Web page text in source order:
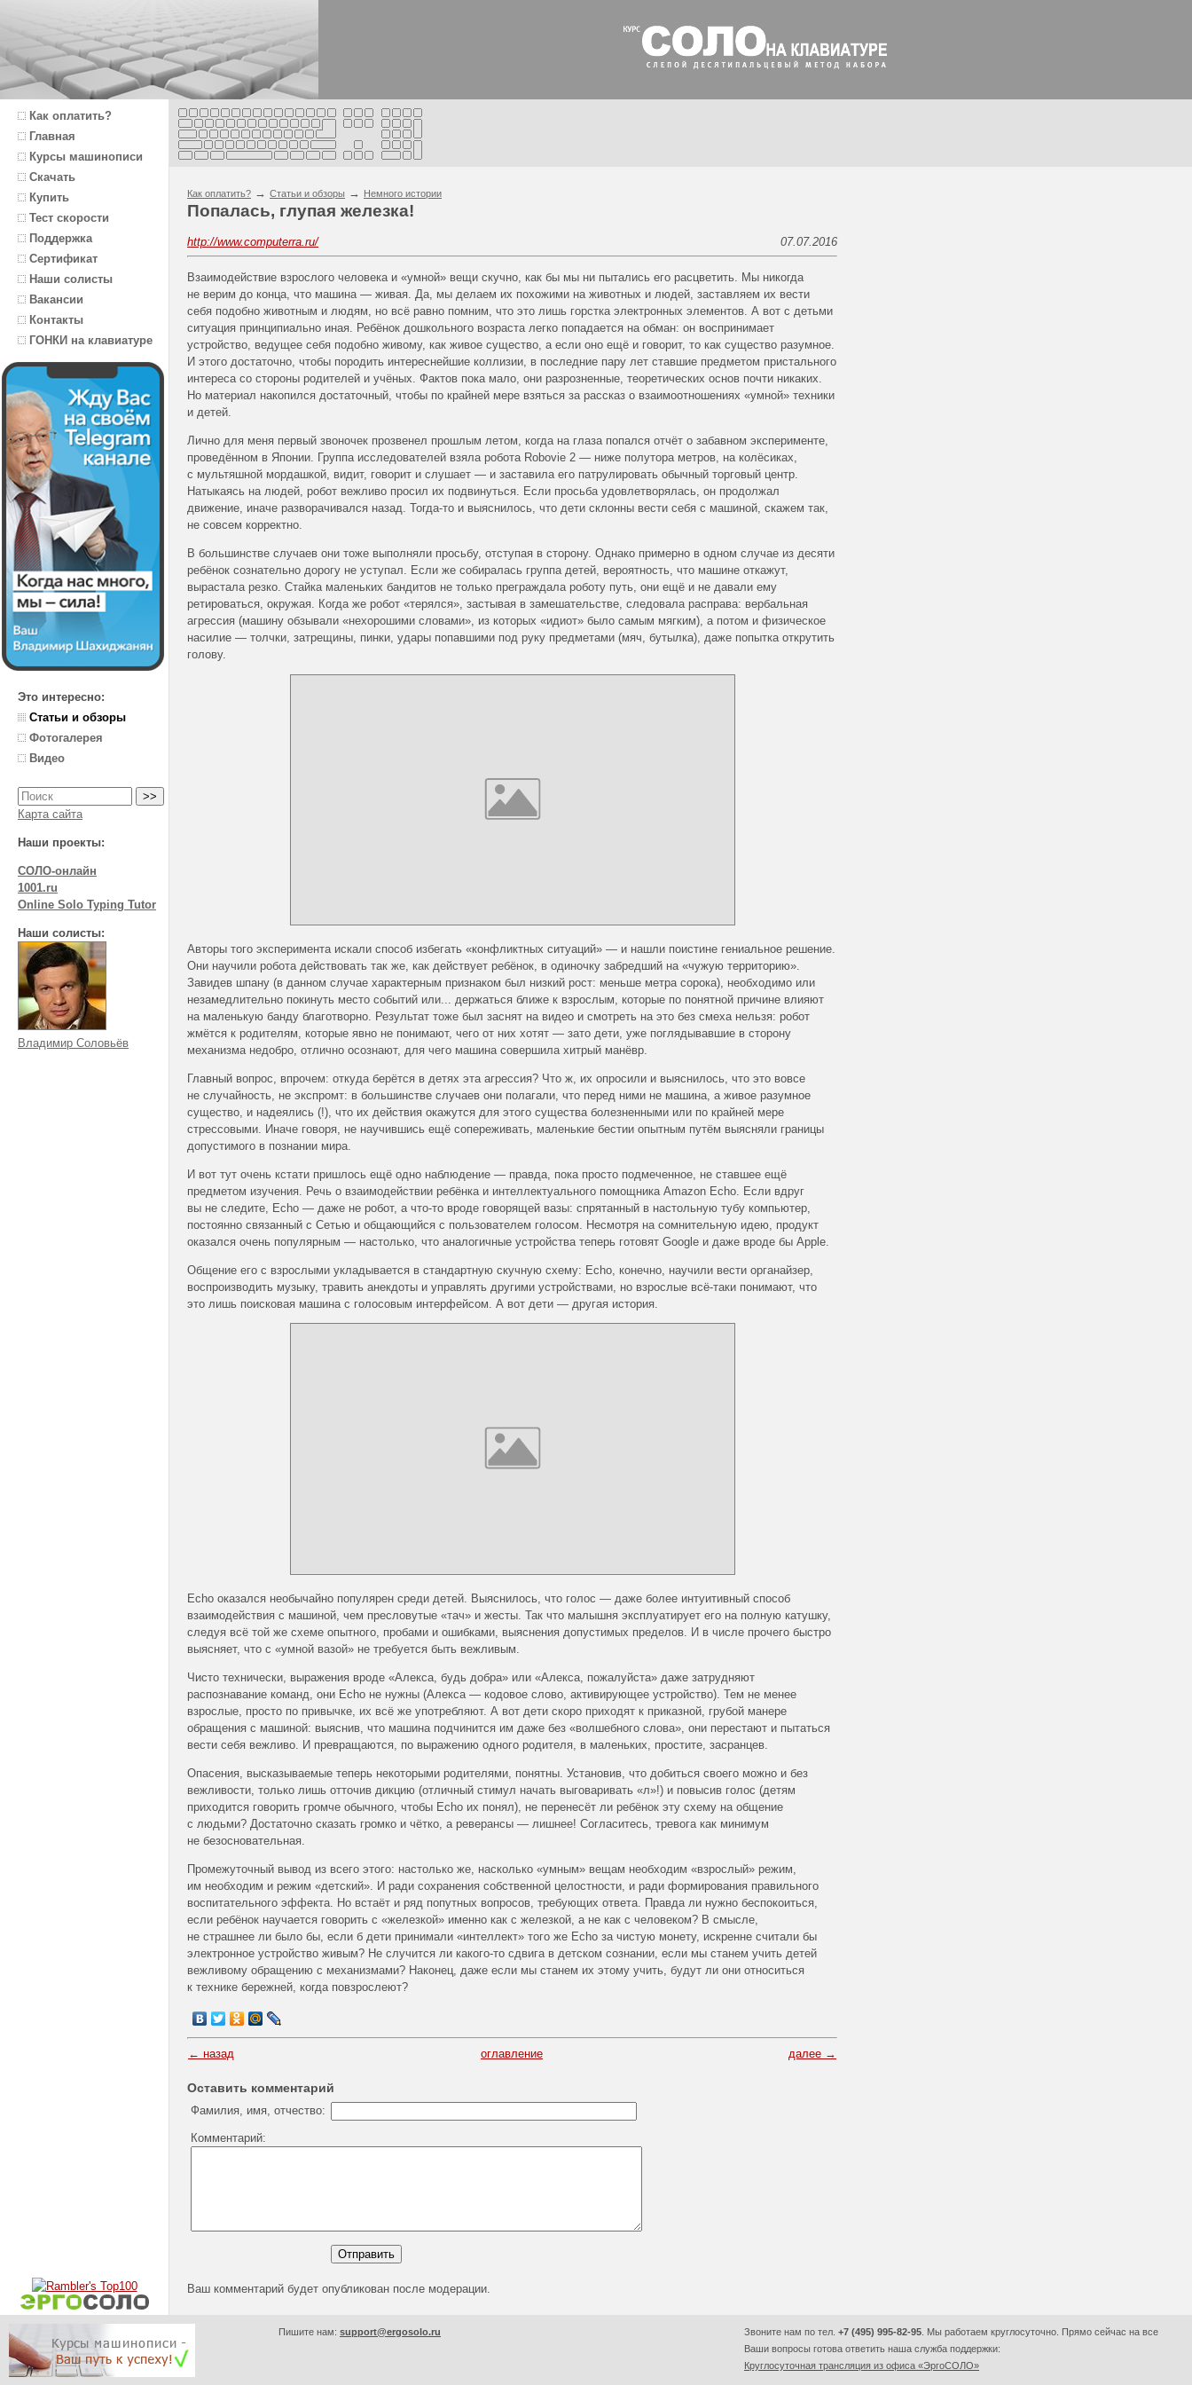
Как оплатить?
Главная
Курсы машинописи
Скачать
Купить
Тест скорости
Поддержка
Сертификат
Наши солисты
Вакансии
Контакты
ГОНКИ на клавиатуре
Это интересно:
Статьи и обзоры
Фотогалерея
Видео
Карта сайта
Наши проекты:
СОЛО-онлайн
1001.ru
Online Solo Typing Tutor
Наши солисты:
Владимир Соловьёв
Как оплатить? → Статьи и обзоры → Немного истории
Попалась, глупая железка!
http://www.computerra.ru/ 07.07.2016
Взаимодействие взрослого человека и «умной» вещи скучно, как бы мы ни пытались его расцветить. Мы никогда
не верим до конца, что машина — живая. Да, мы делаем их похожими на животных и людей, заставляем их вести
себя подобно животным и людям, но всё равно помним, что это лишь горстка электронных элементов. А вот с детьми
ситуация принципиально иная. Ребёнок дошкольного возраста легко попадается на обман: он воспринимает
устройство, ведущее себя подобно живому, как живое существо, а если оно ещё и говорит, то как существо разумное.
И этого достаточно, чтобы породить интереснейшие коллизии, в последние пару лет ставшие предметом пристального
интереса со стороны родителей и учёных. Фактов пока мало, они разрозненные, теоретических основ почти никаких.
Но материал накопился достаточный, чтобы по крайней мере взяться за рассказ о взаимоотношениях «умной» техники
и детей.
Лично для меня первый звоночек прозвенел прошлым летом, когда на глаза попался отчёт о забавном эксперименте,
проведённом в Японии. Группа исследователей взяла робота Robovie 2 — ниже полутора метров, на колёсиках,
с мультяшной мордашкой, видит, говорит и слушает — и заставила его патрулировать обычный торговый центр.
Натыкаясь на людей, робот вежливо просил их подвинуться. Если просьба удовлетворялась, он продолжал
движение, иначе разворачивался назад. Тогда-то и выяснилось, что дети склонны вести себя с машиной, скажем так,
не совсем корректно.
В большинстве случаев они тоже выполняли просьбу, отступая в сторону. Однако примерно в одном случае из десяти
ребёнок сознательно дорогу не уступал. Если же собиралась группа детей, вероятность, что машине откажут,
вырастала резко. Стайка маленьких бандитов не только преграждала роботу путь, они ещё и не давали ему
ретироваться, окружая. Когда же робот «терялся», застывая в замешательстве, следовала расправа: вербальная
агрессия (машину обзывали «нехорошими словами», из которых «идиот» было самым мягким), а потом и физическое
насилие — толчки, затрещины, пинки, удары попавшими под руку предметами (мяч, бутылка), даже попытка открутить
голову.
Авторы того эксперимента искали способ избегать «конфликтных ситуаций» — и нашли поистине гениальное решение.
Они научили робота действовать так же, как действует ребёнок, в одиночку забредший на «чужую территорию».
Завидев шпану (в данном случае характерным признаком был низкий рост: меньше метра сорока), необходимо или
незамедлительно покинуть место событий или... держаться ближе к взрослым, которые по понятной причине влияют
на маленькую банду благотворно. Результат тоже был заснят на видео и смотреть на это без смеха нельзя: робот
жмётся к родителям, которые явно не понимают, чего от них хотят — зато дети, уже поглядывавшие в сторону
механизма недобро, отлично осознают, для чего машина совершила хитрый манёвр.
Главный вопрос, впрочем: откуда берётся в детях эта агрессия? Что ж, их опросили и выяснилось, что это вовсе
не случайность, не экспромт: в большинстве случаев они полагали, что перед ними не машина, а живое разумное
существо, и надеялись (!), что их действия окажутся для этого существа болезненными или по крайней мере
стрессовыми. Иначе говоря, не научившись ещё сопереживать, маленькие бестии опытным путём выясняли границы
допустимого в познании мира.
И вот тут очень кстати пришлось ещё одно наблюдение — правда, пока просто подмеченное, не ставшее ещё
предметом изучения. Речь о взаимодействии ребёнка и интеллектуального помощника Amazon Echo. Если вдруг
вы не следите, Echo — даже не робот, а что-то вроде говорящей вазы: спрятанный в настольную тубу компьютер,
постоянно связанный с Сетью и общающийся с пользователем голосом. Несмотря на сомнительную идею, продукт
оказался очень популярным — настолько, что аналогичные устройства теперь готовят Google и даже вроде бы Apple.
Общение его с взрослыми укладывается в стандартную скучную схему: Echo, конечно, научили вести органайзер,
воспроизводить музыку, травить анекдоты и управлять другими устройствами, но взрослые всё-таки понимают, что
это лишь поисковая машина с голосовым интерфейсом. А вот дети — другая история.
Echo оказался необычайно популярен среди детей. Выяснилось, что голос — даже более интуитивный способ
взаимодействия с машиной, чем пресловутые «тач» и жесты. Так что малышня эксплуатирует его на полную катушку,
следуя всё той же схеме опытного, пробами и ошибками, выяснения допустимых пределов. И в числе прочего быстро
выясняет, что с «умной вазой» не требуется быть вежливым.
Чисто технически, выражения вроде «Алекса, будь добра» или «Алекса, пожалуйста» даже затрудняют
распознавание команд, они Echo не нужны (Алекса — кодовое слово, активирующее устройство). Тем не менее
взрослые, просто по привычке, их всё же употребляют. А вот дети скоро приходят к приказной, грубой манере
обращения с машиной: выяснив, что машина подчинится им даже без «волшебного слова», они перестают и пытаться
вести себя вежливо. И превращаются, по выражению одного родителя, в маленьких, простите, засранцев.
Опасения, высказываемые теперь некоторыми родителями, понятны. Установив, что добиться своего можно и без
вежливости, только лишь отточив дикцию (отличный стимул начать выговаривать «л»!) и повысив голос (детям
приходится говорить громче обычного, чтобы Echo их понял), не перенесёт ли ребёнок эту схему на общение
с людьми? Достаточно сказать громко и чётко, а реверансы — лишнее! Согласитесь, тревога как минимум
не безосновательная.
Промежуточный вывод из всего этого: настолько же, насколько «умным» вещам необходим «взрослый» режим,
им необходим и режим «детский». И ради сохранения собственной целостности, и ради формирования правильного
воспитательного эффекта. Но встаёт и ряд попутных вопросов, требующих ответа. Правда ли нужно беспокоиться,
если ребёнок научается говорить с «железкой» именно как с железкой, а не как с человеком? В смысле,
не страшнее ли было бы, если б дети принимали «интеллект» того же Echo за чистую монету, искренне считали бы
электронное устройство живым? Не случится ли какого-то сдвига в детском сознании, если мы станем учить детей
вежливому обращению с механизмами? Наконец, даже если мы станем их этому учить, будут ли они относиться
к технике бережней, когда повзрослеют?
← назад оглавление далее →
Оставить комментарий
Фамилия, имя, отчество:
Комментарий:
Ваш комментарий будет опубликован после модерации.
Пишите нам: support@ergosolo.ru Звоните нам по тел. +7 (495) 995-82-95 . Мы работаем круглосуточно. Прямо сейчас на все
Ваши вопросы готова ответить наша служба поддержки:
Круглосуточная трансляция из офиса «ЭргоСОЛО»